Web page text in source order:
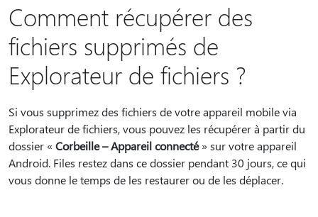
Comment récupérer des
fichiers supprimés de
Explorateur de fichiers ?
Si vous supprimez des fichiers de votre appareil mobile via
Explorateur de fichiers, vous pouvez les récupérer à partir du
dossier « Corbeille – Appareil connecté» sur votre appareil
Android. Files restez dans ce dossier pendant 30 jours, ce qui
vous donne le temps de les restaurer ou de les déplacer.